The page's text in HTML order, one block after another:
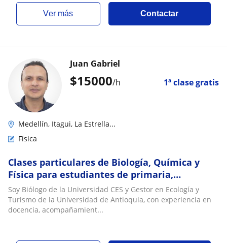
ver más Contactar
$15000/h 1ª clase gratis
Juan Gabriel
Medellín, Itagui, La Estrella...
Física
Clases particulares de Biología, Química y
Física para estudiantes de primaria,
secundaria y pregrado
Soy Biólogo de la Universidad CES y Gestor en Ecología y
Turismo de la Universidad de Antioquia, con experiencia en
docencia, acompañamient...